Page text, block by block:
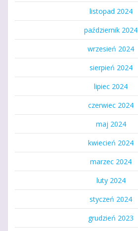
listopad 2024
październik 2024
wrzesień 2024
sierpień 2024
lipiec 2024
czerwiec 2024
maj 2024
kwiecień 2024
marzec 2024
luty 2024
styczeń 2024
grudzień 2023